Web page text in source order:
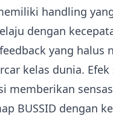
handling
dengan
yang halus
kelas dunia.
memberikan
BUSSID dengan